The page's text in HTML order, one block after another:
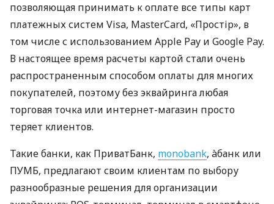
позволяющая принимать к оплате все типы карт
платежных систем Visa, MasterCard, «Простір», в
том числе с использованием Apple Pay и Google Pay.
В настоящее время расчеты картой стали очень
распространенным способом оплаты для многих
покупателей, поэтому без эквайринга любая
торговая точка или интернет-магазин просто
теряет клиентов.
Такие банки, как ПриватБанк, monobank, àбанк или
ПУМБ, предлагают своим клиентам по выбору
разнообразные решения для организации